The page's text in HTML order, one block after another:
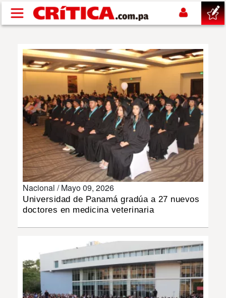
Pasar al contenido principal
SUCESOS
NACIONAL
POLÍTICA
SHOW
DEPORTES
MULTIMEDIA
Nacional /Mayo 09, 2026
Universidad de Panamá gradúa a 27 nuevos
doctores en medicina veterinaria